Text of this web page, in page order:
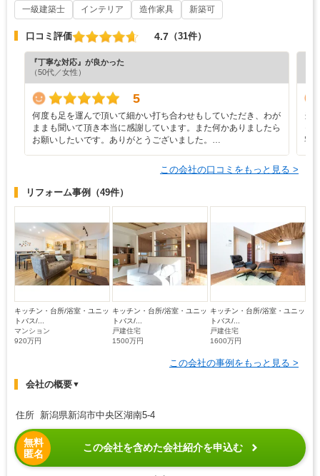
一級建築士 インテリア 造作家具 新築可
口コミ評価 4.7 （31件）
『丁寧な対応』が良かった
（50代／女性）
5
何度も足を運んで頂いて細かい打ち合わせもしていただき、わが
ままも聞いて頂き本当に感謝しています。また何かありましたら
お願いしたいです。ありがとうございました。…
当
宅
この会社の口コミをもっと見る >
リフォーム事例 （49件）
キッチン・台所/浴室・ユニッ
トバス/...
マンション
920万円
キッチン・台所/浴室・ユニッ
トバス/...
戸建住宅
1500万円
キッチン・台所/浴室・ユニッ
トバス/...
戸建住宅
1600万円
この会社の事例をもっと見る >
会社の概要▼
住所 新潟県新潟市中央区湖南5-4
無料
匿名
この会社を含めた会社紹介を申込む